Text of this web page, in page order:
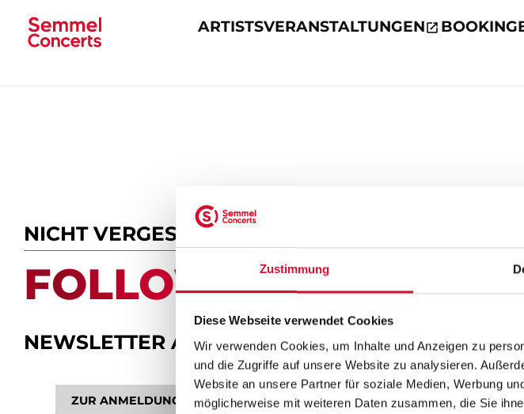
Zustimmung
Diese Webseite verwendet Cookies
Wir verwenden Cookies, um Inhalte und Anzeigen zu
und die Zugriffe auf unsere Website zu analysieren.
Website an unsere Partner für soziale Medien, Werbung
möglicherweise mit weiteren Daten zusammen, die Sie
ARTISTSVERANSTALTUNGEN BOOKING
NICHT VERGESSEN
FOLLOW US.
NEWSLETTER ABONNIEREN
ZUR ANMELDUNG